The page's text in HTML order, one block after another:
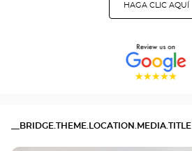
HAGA CLIC AQUÍ
__BRIDGE.THEME.LOCATION.MEDIA.TITLE